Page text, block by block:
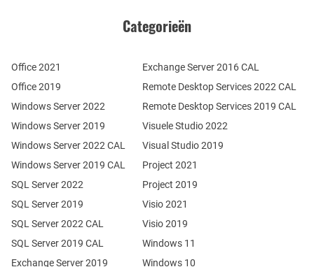
Categorieën
Office 2021
Office 2019
Windows Server 2022
Windows Server 2019
Exchange Server 2019
SQL Server 2022
SQL Server 2019
Windows Server 2022 CAL
Windows Server 2019 CAL
SQL Server 2022 CAL
SQL Server 2019 CAL
Remote Desktop Services 2022 CAL
Remote Desktop Services 2019 CAL
Exchange Server 2016 CAL
Visuele Studio 2022
Visual Studio 2019
Project 2021
Project 2019
Visio 2021
Visio 2019
Windows 11
Windows 10